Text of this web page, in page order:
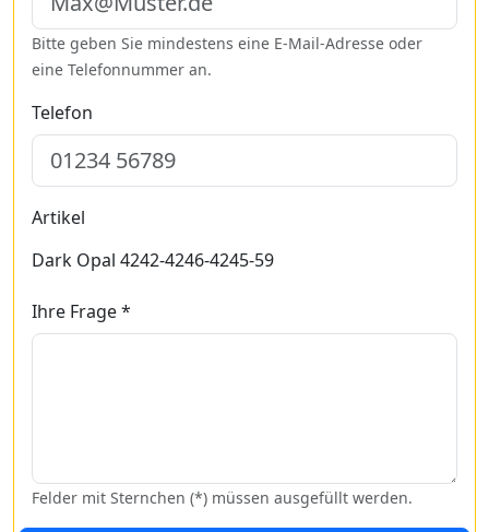
Bitte geben Sie mindestens eine E-Mail-Adresse oder
eine Telefonnummer an.
Telefon
Artikel
Dark Opal 4242-4246-4245-59
Ihre Frage *
Felder mit Sternchen (*) müssen ausgefüllt werden.